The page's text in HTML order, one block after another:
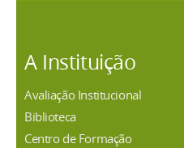
A Instituição
Avaliação Institucional
Biblioteca
Centro de Formação